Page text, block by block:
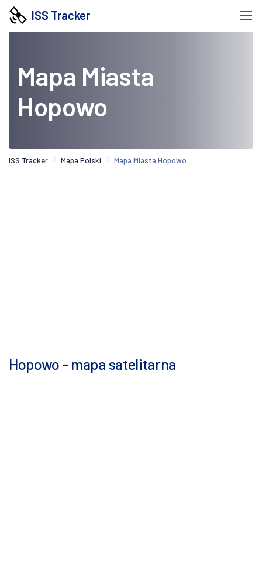
ISS Tracker
Mapa Miasta
Hopowo
ISS Tracker Mapa Polski Mapa Miasta Hopowo
Hopowo - mapa satelitarna